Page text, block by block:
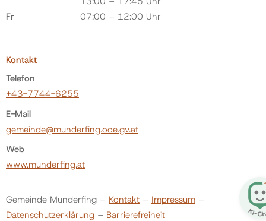
Fr
07:00 – 12:00 Uhr
Kontakt
Telefon
+43-7744-6255
E-Mail
gemeinde@munderfing.ooe.gv.at
Web
www.munderfing.at
Gemeinde Munderfing – Kontakt – Impressum –
Datenschutzerklärung – Barrierefreiheit